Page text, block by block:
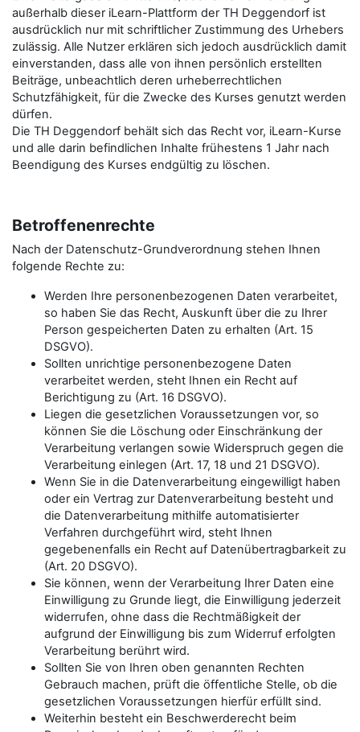
außerhalb dieser iLearn-Plattform der TH Deggendorf ist
ausdrücklich nur mit schriftlicher Zustimmung des Urhebers
zulässig. Alle Nutzer erklären sich jedoch ausdrücklich damit
einverstanden, dass alle von ihnen persönlich erstellten
Beiträge, unbeachtlich deren urheberrechtlichen
Schutzfähigkeit, für die Zwecke des Kurses genutzt werden
dürfen.
Die TH Deggendorf behält sich das Recht vor, iLearn-Kurse
und alle darin befindlichen Inhalte frühestens 1 Jahr nach
Beendigung des Kurses endgültig zu löschen.
Betroffenenrechte
Nach der Datenschutz-Grundverordnung stehen Ihnen
folgende Rechte zu:
Werden Ihre personenbezogenen Daten verarbeitet,
so haben Sie das Recht, Auskunft über die zu Ihrer
Person gespeicherten Daten zu erhalten (Art. 15
DSGVO).
Sollten unrichtige personenbezogene Daten
verarbeitet werden, steht Ihnen ein Recht auf
Berichtigung zu (Art. 16 DSGVO).
Liegen die gesetzlichen Voraussetzungen vor, so
können Sie die Löschung oder Einschränkung der
Verarbeitung verlangen sowie Widerspruch gegen die
Verarbeitung einlegen (Art. 17, 18 und 21 DSGVO).
Wenn Sie in die Datenverarbeitung eingewilligt haben
oder ein Vertrag zur Datenverarbeitung besteht und
die Datenverarbeitung mithilfe automatisierter
Verfahren durchgeführt wird, steht Ihnen
gegebenenfalls ein Recht auf Datenübertragbarkeit zu
(Art. 20 DSGVO).
Sie können, wenn der Verarbeitung Ihrer Daten eine
Einwilligung zu Grunde liegt, die Einwilligung jederzeit
widerrufen, ohne dass die Rechtmäßigkeit der
aufgrund der Einwilligung bis zum Widerruf erfolgten
Verarbeitung berührt wird.
Sollten Sie von Ihren oben genannten Rechten
Gebrauch machen, prüft die öffentliche Stelle, ob die
gesetzlichen Voraussetzungen hierfür erfüllt sind.
Weiterhin besteht ein Beschwerderecht beim